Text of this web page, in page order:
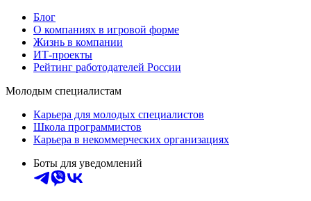
Блог
О компаниях в игровой форме
Жизнь в компании
ИТ-проекты
Рейтинг работодателей России
Молодым специалистам
Карьера для молодых специалистов
Школа программистов
Карьера в некоммерческих организациях
Боты для уведомлений